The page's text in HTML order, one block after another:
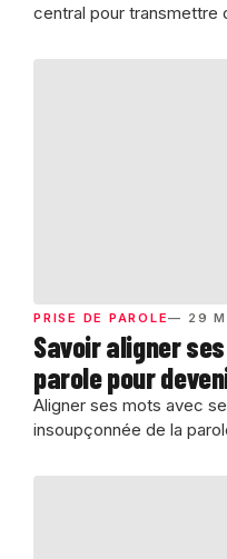
central pour transmettre
PRISE DE PAROLE— 29
Savoir aligner
parole pour
Aligner ses mots avec
insoupçonnée de la